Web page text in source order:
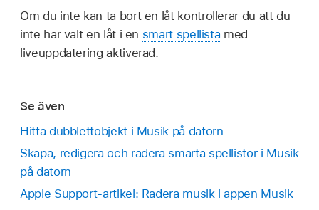
Om du inte kan ta bort en låt kontrollerar du att du
inte har valt en låt i en smart spellista med
liveuppdatering aktiverad.
Se även
Hitta dubblettobjekt i Musik på datorn
Skapa, redigera och radera smarta spellistor i Musik
på datorn
Apple Support-artikel: Radera musik i appen Musik